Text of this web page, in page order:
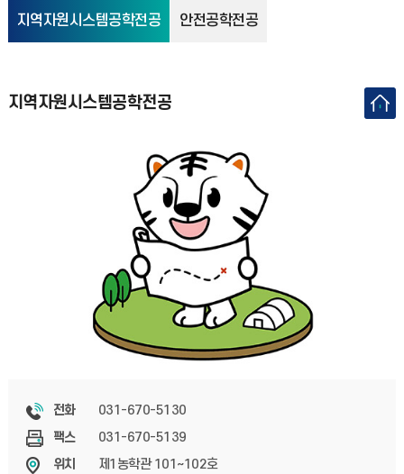
지역자원시스템공학전공 안전공학전공
지역자원시스템공학전공
전화
031-670-5130
팩스
031-670-5139
위치
제1농학관 101~102호